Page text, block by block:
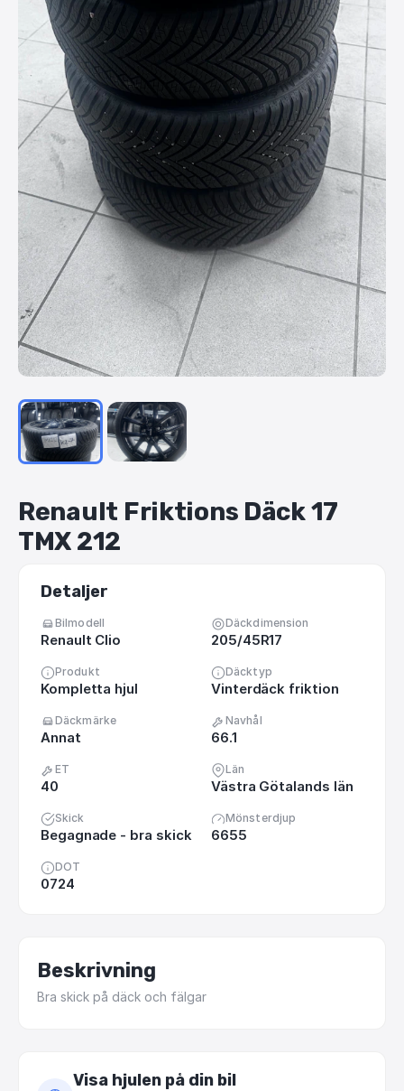
Renault Friktions Däck17
TMX 212
Detaljer
Bilmodell
Renault Clio
Däckdimension
205/45R17
Produkt
Kompletta hjul
Däcktyp
Vinterdäck friktion
Däckmärke
Annat
Navhål
66.1
ET
40
Län
Västra Götalands län
Skick
Begagnade - bra skick
Mönsterdjup
6655
DOT
0724
Beskrivning
Bra skick på däck och fälgar
Visa hjulen på din bil